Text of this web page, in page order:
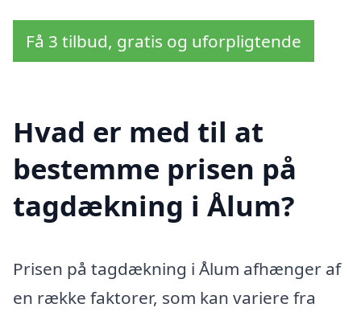
Få 3 tilbud, gratis og uforpligtende
Hvad er med til at
bestemme prisen på
tagdækning i Ålum?
Prisen på tagdækning i Ålum afhænger af
en række faktorer, som kan variere fra